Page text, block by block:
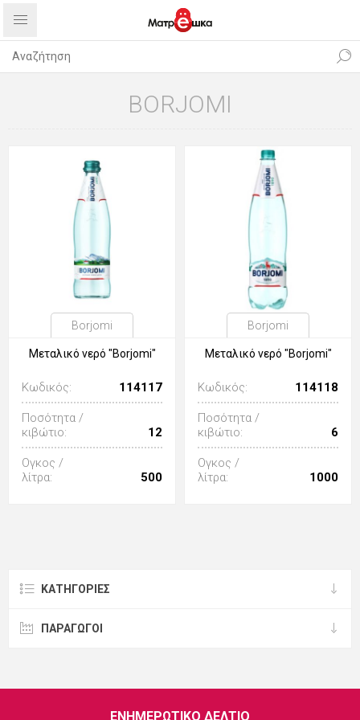
BORJOMI
Borjomi
Μεταλικό νερό "Borjomi"
Κωδικός: 114117
Ποσότητα /
κιβώτιο:
12
Ογκος /
λίτρα:
500
Borjomi
Μεταλικό νερό "Borjomi"
Κωδικός: 114118
Ποσότητα /
κιβώτιο:
6
Ογκος /
λίτρα:
1000
ΚΑΤΗΓΟΡΊΕΣ
ΠΑΡΑΓΩΓΟΙ
ΕΝΗΜΕΡΩΤΙΚΌ ΔΕΛΤΊΟ